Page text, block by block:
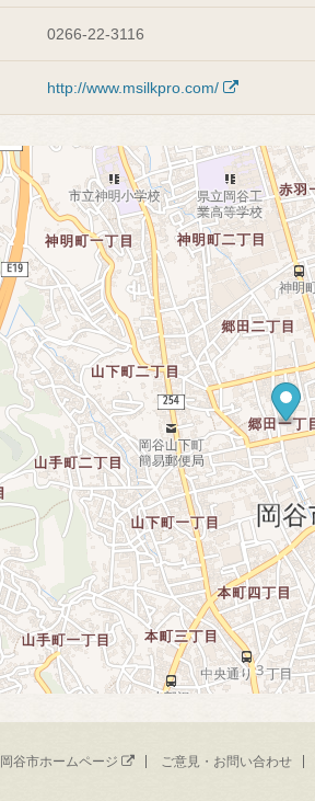
0266-22-3116
http://www.msilkpro.com/
岡谷市ホームページ ご意見・お問い合わせ